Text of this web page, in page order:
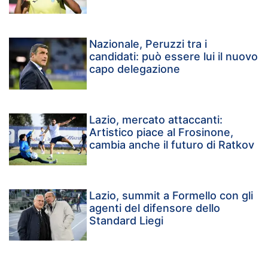
Nazionale, Peruzzi tra i
candidati: può essere lui il nuovo
capo delegazione
Lazio, mercato attaccanti:
Artistico piace al Frosinone,
cambia anche il futuro di Ratkov
Lazio, summit a Formello con gli
agenti del difensore dello
Standard Liegi